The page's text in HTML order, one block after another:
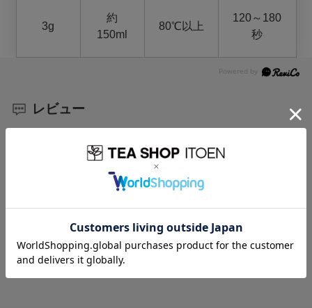
3g
約
150ml
80℃以上
120～180
秒
レビュー
5.0
レビュー件数： 件
★
★ 2